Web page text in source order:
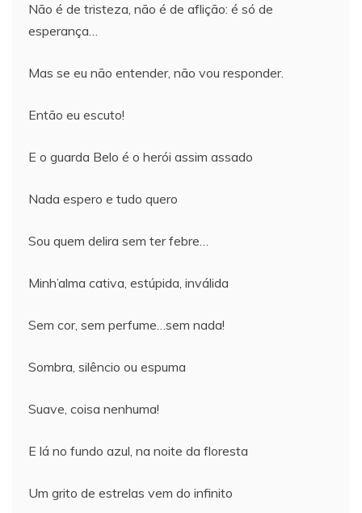
Não é de tristeza, não é de aflição: é só de
esperança…
Mas se eu não entender, não vou responder.
Então eu escuto!
E o guarda Belo é o herói assim assado
Nada espero e tudo quero
Sou quem delira sem ter febre…
Minh’alma cativa, estúpida, inválida
Sem cor, sem perfume…sem nada!
Sombra, silêncio ou espuma
Suave, coisa nenhuma!
E lá no fundo azul, na noite da floresta
Um grito de estrelas vem do infinito